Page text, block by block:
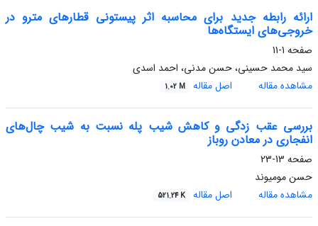
ارائه رابطه جدید برای محاسبه اثر پیستونی قطارهای مترو در
خروجی‌های ایستگاه‌ها
صفحه 1-11
سید محمد حسینی، حسن مدنی، احمد اسدی
مشاهده مقاله
اصل مقاله 1.02 M
بررسی عقب زدگی و کاهش شیب پله نسبت به شیب چال‌های
انفجاری در معادن روباز
صفحه 13-23
حسن مومیوند
مشاهده مقاله
اصل مقاله 521.24 K